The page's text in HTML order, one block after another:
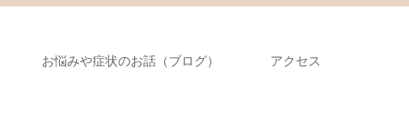
お悩みや症状のお話（ブログ） アクセス